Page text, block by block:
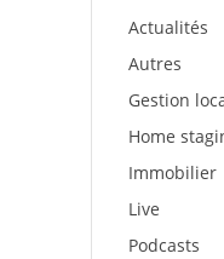
Actualités
Autres
Gestion
Home
Immobilier
Live
Podcasts